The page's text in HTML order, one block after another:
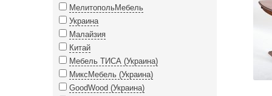
МелитопольМебель
Украина
Малайзия
Китай
Мебель ТИСА (Украина)
МиксМебель (Украина)
GoodWood (Украина)